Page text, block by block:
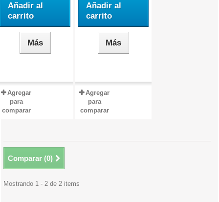
Añadir al
carrito
Más
Agregar
para
comparar
Añadir al
carrito
Más
Agregar
para
comparar
Comparar (0)
Mostrando 1 - 2 de 2 items